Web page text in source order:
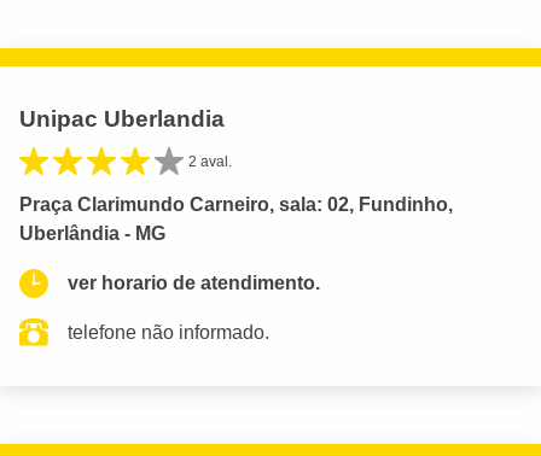
Unipac Uberlandia
2 aval.
Praça Clarimundo Carneiro, sala: 02, Fundinho,
Uberlândia - MG
ver horario de atendimento.
telefone não informado.